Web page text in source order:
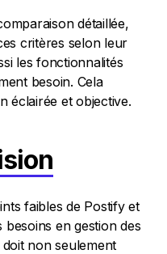
détaillée,
critères selon leur
les fonctionnalités
besoin. Cela
éclairée et objective.
faibles de Postify et
en gestion des
non seulement